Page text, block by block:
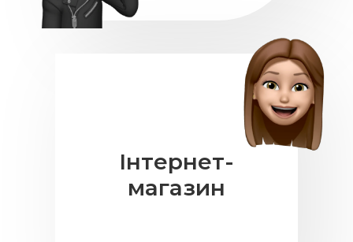
Інтернет-
магазин